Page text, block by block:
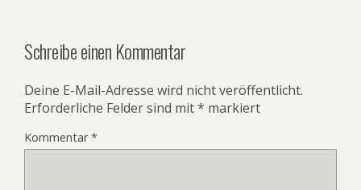
Schreibe einen Kommentar
Deine E-Mail-Adresse wird nicht veröffentlicht.
Erforderliche Felder sind mit* markiert
Kommentar*